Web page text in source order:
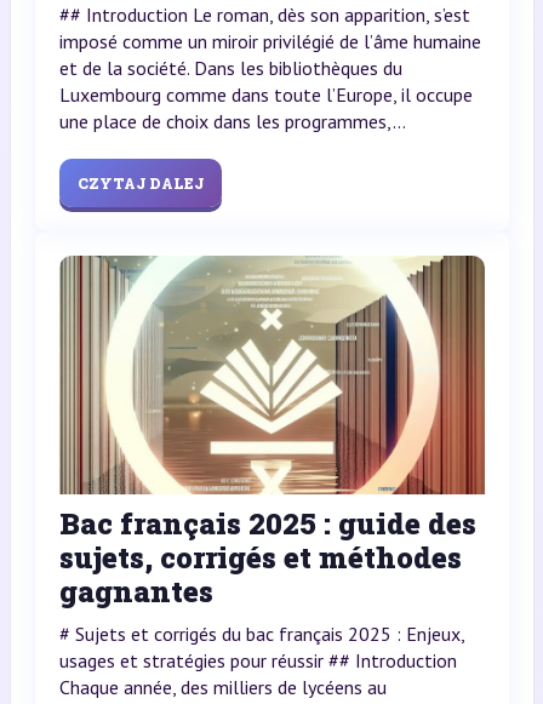
## Introduction Le roman, dès son apparition, s’est
imposé comme un miroir privilégié de l’âme humaine
et de la société. Dans les bibliothèques du
Luxembourg comme dans toute l’Europe, il occupe
une place de choix dans les programmes,...
CZYTAJ DALEJ
Bac français 2025 : guide des
sujets, corrigés et méthodes
gagnantes
# Sujets et corrigés du bac français 2025 : Enjeux,
usages et stratégies pour réussir ## Introduction
Chaque année, des milliers de lycéens au